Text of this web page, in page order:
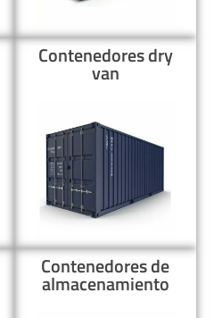
Contenedores dry
van
Contenedores de
almacenamiento